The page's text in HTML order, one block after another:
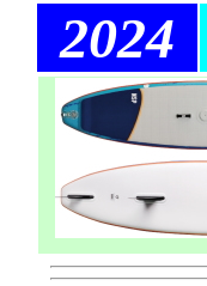
2024